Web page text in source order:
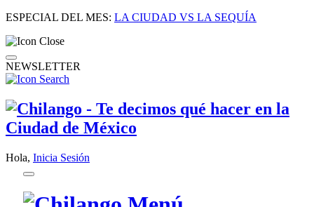
ESPECIAL DEL MES: LA CIUDAD VS LA SEQUÍA
NEWSLETTER
Hola, Inicia Sesión